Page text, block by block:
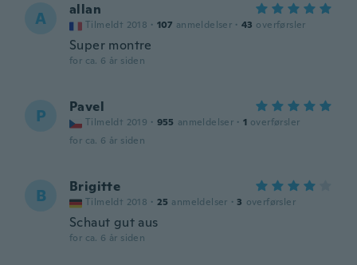
A allan
Tilmeldt 2018 · 107 anmeldelser · 43 overførsler
Super montre
for ca. 6 år siden
P Pavel
Tilmeldt 2019 · 955 anmeldelser · 1 overførsler
for ca. 6 år siden
B Brigitte
Tilmeldt 2018 · 25 anmeldelser · 3 overførsler
Schaut gut aus
for ca. 6 år siden